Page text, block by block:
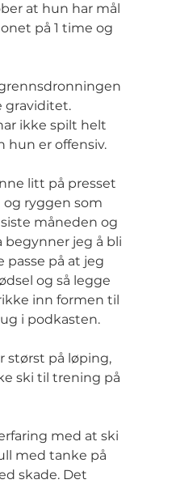
at hun har mål
på 1 time og
graviditet.
ikke spilt helt
hun er offensiv.
litt på presset
ryggen som
måneden og
begynner jeg å bli
passe på at jeg
og så legge
inn formen til
i podkasten.
størst på løping,
ski til trening på
med at ski
med tanke på
skade. Det